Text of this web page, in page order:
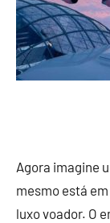
Agora imagine
mesmo está
luxo voador. O